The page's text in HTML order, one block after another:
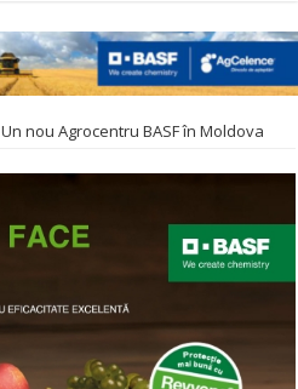
Un nou Agrocentru BASF în Moldova